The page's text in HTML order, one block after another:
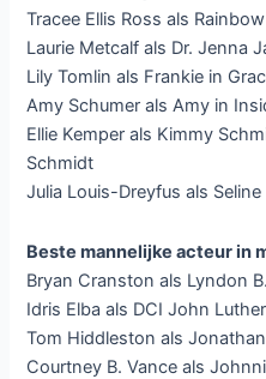
Tracee Ellis Ross als
Laurie Metcalf als Dr. Jenna
Lily Tomlin als Frankie in
Amy Schumer als Amy in
Ellie Kemper als Kimmy
Schmidt
Julia Louis-Dreyfus als
Beste mannelijke acteur in
Bryan Cranston als Lyndon
Idris Elba als DCI John
Tom Hiddleston als
Courtney B. Vance als